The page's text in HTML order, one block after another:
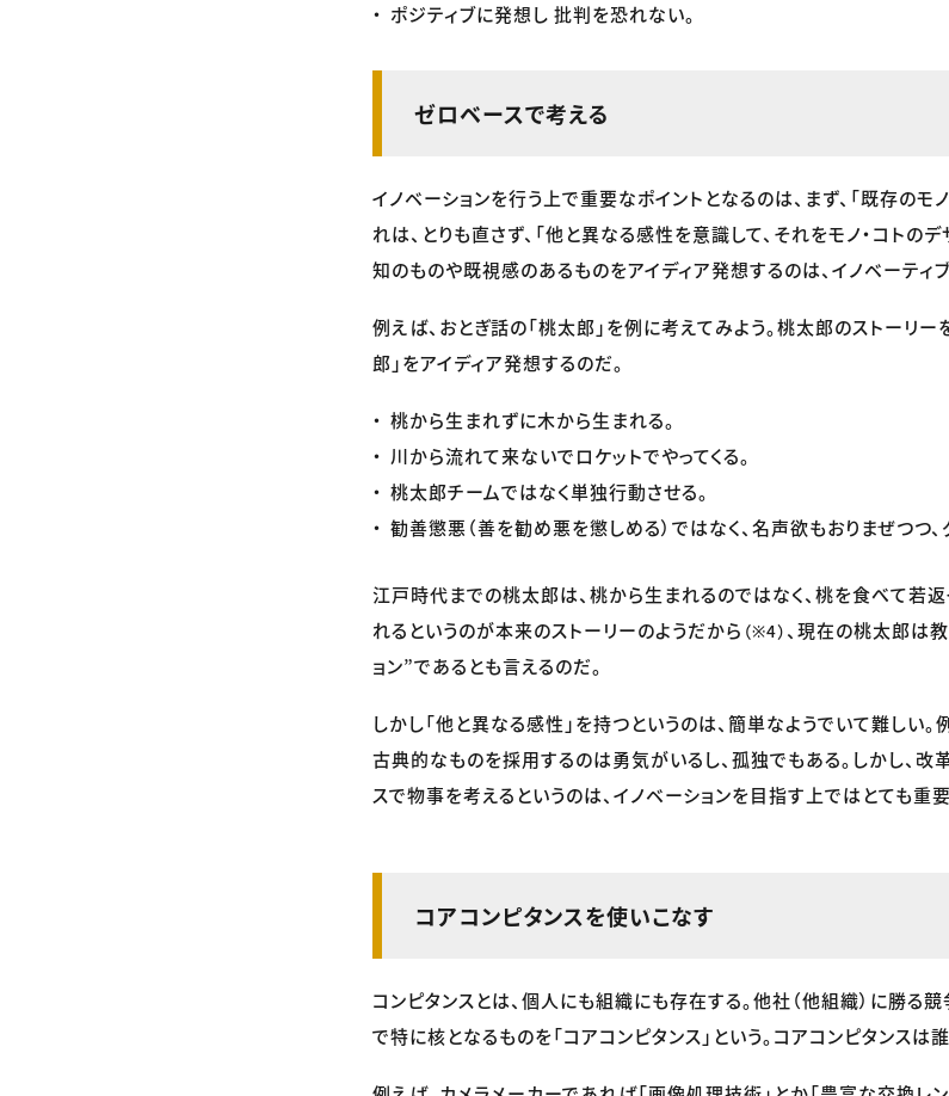
ポジティブに発想し 批判を恐れない。
ゼロベースで考える
イノベーションを行う上で重要なポイントとなるのは、まず、「既存のモ
れは、とりも直さず、「他と異なる感性を意識して、それをモノ・コトの
知のものや既視感のあるものをアイディア発想するのは、イノベーティ
例えば、おとぎ話の「桃太郎」を例に考えてみよう。桃太郎のストーリー
郎」をアイディア発想するのだ。
桃から生まれずに木から生まれる。
川から流れて来ないでロケットでやってくる。
桃太郎チームではなく単独行動させる。
勧善懲悪（善を勧め悪を懲しめる）ではなく、名声欲もおりまぜつつ、
江戸時代までの桃太郎は、桃から生まれるのではなく、桃を食べて若
れるというのが本来のストーリーのようだから （※4） 、現在の桃太郎は
ョン”であるとも言えるのだ。
しかし「他と異なる感性」を持つというのは、簡単なようでいて難しい
古典的なものを採用するのは勇気がいるし、孤独でもある。しかし、改
スで物事を考えるというのは、イノベーションを目指す上ではとても重要
コアコンピタンスを使いこなす
コンピタンスとは、個人にも組織にも存在する。他社（他組織）に勝る
で特に核となるものを「コアコンピタンス」という。コアコンピタンスは